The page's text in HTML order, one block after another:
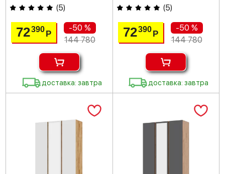
(5)
72390Р
-50 %
144 780
доставка: завтра
(5)
72390 Р
-50 %
144 780
доставка: завтра